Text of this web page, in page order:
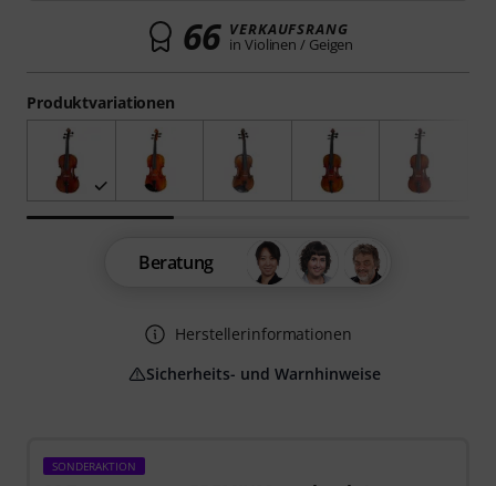
SONDERAKTION
Produktvariationen
66 VERKAUFSRANG
in Violinen / Geigen
Beratung
Herstellerinformationen
Sicherheits- und Warnhinweise